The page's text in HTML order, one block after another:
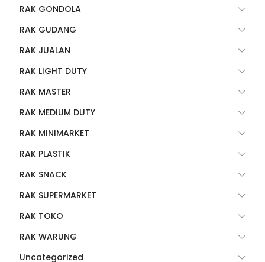
RAK GONDOLA
RAK GUDANG
RAK JUALAN
RAK LIGHT DUTY
RAK MASTER
RAK MEDIUM DUTY
RAK MINIMARKET
RAK PLASTIK
RAK SNACK
RAK SUPERMARKET
RAK TOKO
RAK WARUNG
Uncategorized